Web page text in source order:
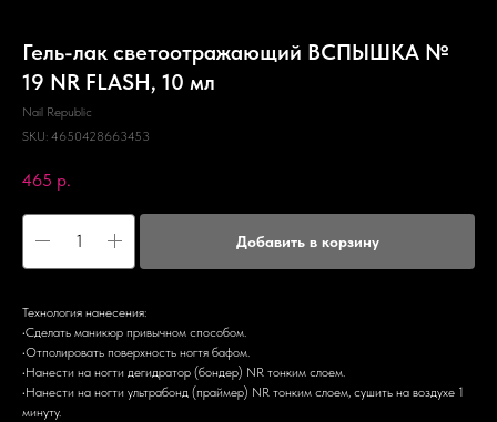
Гель-лак светоотражающий ВСПЫШКА №
19 NR FLASH, 10 мл
Nail Republic
SKU: 4650428663453
465 р.
Добавить в корзину
Технология нанесения:
•Сделать маникюр привычном способом.
•Отполировать поверхность ногтя бафом.
•Нанести на ногти дегидратор (бондер) NR тонким слоем.
•Нанести на ногти ультрабонд (праймер) NR тонким слоем, сушить на воздухе 1
минуту.